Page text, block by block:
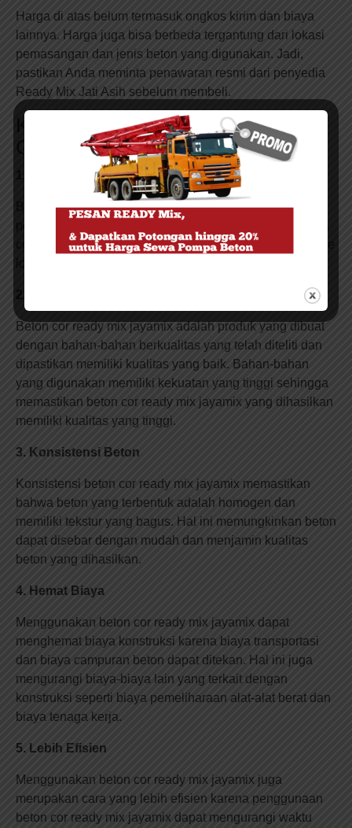
Harga di atas belum termasuk ongkos kirim dan biaya
lainnya. Harga juga bisa berbeda tergantung dari lokasi
pemasangan dan jenis beton yang digunakan. Jadi,
pastikan Anda meminta penawaran resmi dari penyedia
Ready Mix Jati Asih sebelum membeli.
Keuntungan Menggunakan Beton
Cor Ready Mix Jayamix di Jatiasih
1. Pengerjaan Lebih Cepat
Beton cor ready mix Jayamix dapat mempercepat
cor jayamix sudah siap dicampur dan dikirim langsung ke
Beton cor ready mix jayamix adalah produk yang dibuat
dengan bahan-bahan berkualitas yang telah diteliti dan
dipastikan memiliki kualitas yang baik. Bahan-bahan
yang digunakan memiliki kekuatan yang tinggi sehingga
memastikan beton cor ready mix jayamix yang dihasilkan
memiliki kualitas yang tinggi.
3. Konsistensi Beton
Konsistensi beton cor ready mix jayamix memastikan
bahwa beton yang terbentuk adalah homogen dan
memiliki tekstur yang bagus. Hal ini memungkinkan beton
dapat disebar dengan mudah dan menjamin kualitas
beton yang dihasilkan.
4. Hemat Biaya
Menggunakan beton cor ready mix jayamix dapat
menghemat biaya konstruksi karena biaya transportasi
dan biaya campuran beton dapat ditekan. Hal ini juga
mengurangi biaya-biaya lain yang terkait dengan
konstruksi seperti biaya pemeliharaan alat-alat berat dan
biaya tenaga kerja.
5. Lebih Efisien
Menggunakan beton cor ready mix jayamix juga
merupakan cara yang lebih efisien karena penggunaan
beton cor ready mix jayamix dapat mengurangi waktu